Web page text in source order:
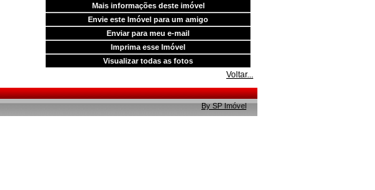
Mais informações deste imóvel
Envie este Imóvel para um amigo
Enviar para meu e-mail
Imprima esse Imóvel
Visualizar todas as fotos
Voltar...
By SP Imóvel